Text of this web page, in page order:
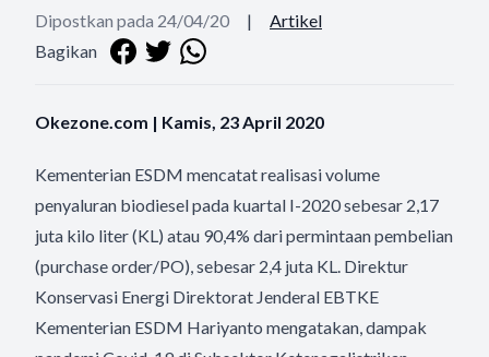
Dipostkan pada 24/04/20 |
Artikel
Bagikan
Okezone.com | Kamis, 23 April 2020
Kementerian ESDM mencatat realisasi volume
penyaluran biodiesel pada kuartal I-2020 sebesar 2,17
juta kilo liter (KL) atau 90,4% dari permintaan pembelian
(purchase order/PO), sebesar 2,4 juta KL. Direktur
Konservasi Energi Direktorat Jenderal EBTKE
Kementerian ESDM Hariyanto mengatakan, dampak